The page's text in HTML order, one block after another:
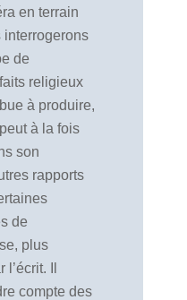
en terrain
interrogerons
de
religieux
à produire,
à la fois
son
rapports
de
plus
Il
compte des